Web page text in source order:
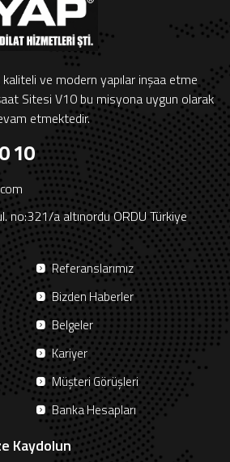
ve modern yapılar inşaa etme
Sitesi V10 bu misyona uygun olarak
etmektedir.
10
no:321/a altınordu ORDU Türkiye
Referanslarımız
Bizden Haberler
Belgeler
Kariyer
Müşteri Görüşleri
Banka Hesapları
Kaydolun